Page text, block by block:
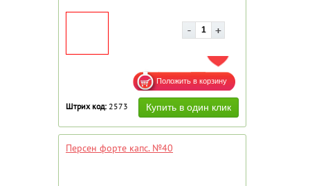
ДОБАВИТЬ В ИЗБРАННОЕ
Штрих код: 2573
Персен форте капс. №40